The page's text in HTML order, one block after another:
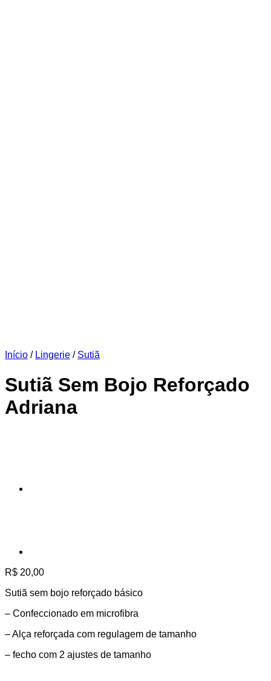
Início / Lingerie / Sutiã
Sutiã Sem Bojo Reforçado
Adriana
R$ 20,00
Sutiã sem bojo reforçado básico
– Confeccionado em microfibra
– Alça reforçada com regulagem de tamanho
– fecho com 2 ajustes de tamanho